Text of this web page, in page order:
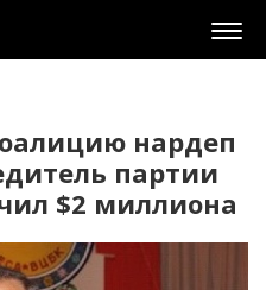
нардеп
партии
$2 миллиона